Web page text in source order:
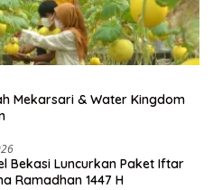
Mekarsari & Water Kingdom
Bekasi Luncurkan Paket Iftar
Ramadhan 1447 H